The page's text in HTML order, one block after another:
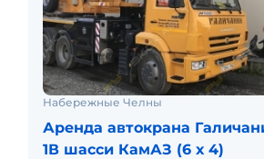
Набережные Челны
Аренда автокрана
1В шасси КамАЗ (6 х 4)